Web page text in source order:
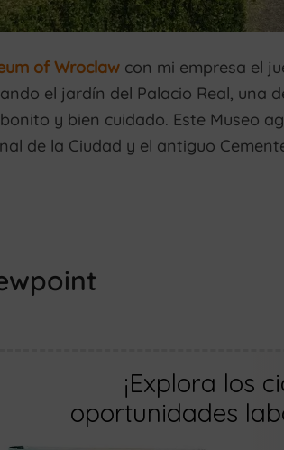
of Wroclaw con mi empresa el
el jardín del Palacio Real, una
y bien cuidado. Este Museo
de la Ciudad y el antiguo
¡Explora los
oportunidades